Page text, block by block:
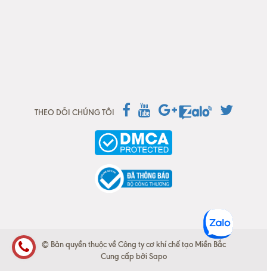
THEO DÕI CHÚNG TÔI
© Bản quyền thuộc về Công ty cơ khí chế tạo Miền Bắc
Cung cấp bởiSapo